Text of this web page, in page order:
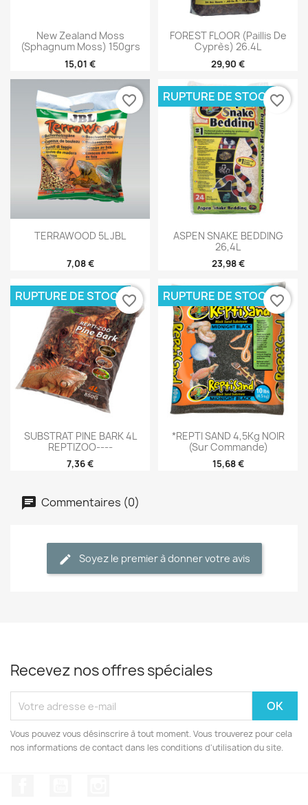
New Zealand Moss
(sphagnum Moss) 150grs
15,01 €
FOREST FLOOR (Paillis De
Cyprès) 26.4L
29,90 €
TERRAWOOD 5L JBL
7,08 €
favorite_border
ASPEN SNAKE BEDDING
26,4L
23,98 €
RUPTURE DE STOCKfavorite_border
SUBSTRAT PINE BARK 4L
REPTIZOO----
7,36 €
RUPTURE DE STOCKfavorite_border
*REPTI SAND 4,5Kg NOIR
(sur Commande)
15,68 €
RUPTURE DE STOCKfavorite_border
Commentaires (0)
Soyez le premier à donner votre avis
Recevez nos offres spéciales
Vous pouvez vous désinscrire à tout moment. Vous trouverez pour cela
nos informations de contact dans les conditions d'utilisation du site.